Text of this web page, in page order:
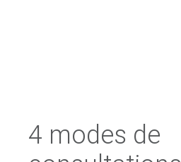
4 modes de